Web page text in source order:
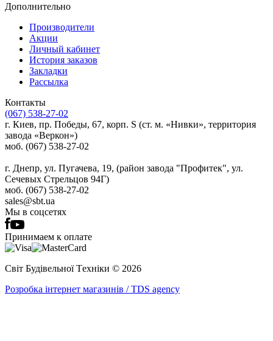
Дополнительно
Производители
Акции
Личный кабинет
История заказов
Закладки
Рассылка
Контакты
(067) 538-27-02
г. Киев, пр. Победы, 67, корп. S (ст. м. «Нивки», территория
завода «Веркон»)
моб. (067) 538-27-02
г. Днепр, ул. Пугачева, 19, (район завода "Профитек", ул.
Сечевых Стрельцов 94Г)
моб. (067) 538-27-02
sales@sbt.ua
Мы в соцсетях
Принимаем к оплате
Світ Будівельної Tехніки © 2026
Розробка інтернет магазинів / TDS agency